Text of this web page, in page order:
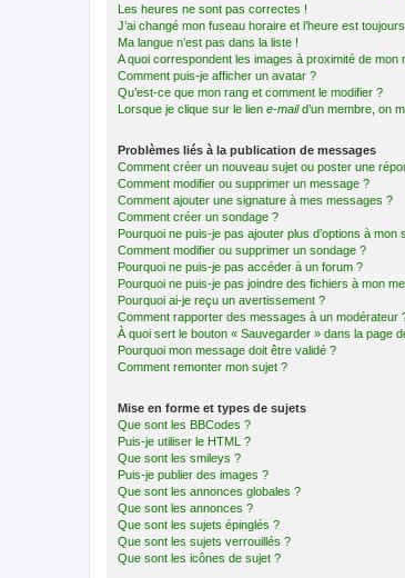
Les heures ne sont pas correctes !
J’ai changé mon fuseau horaire et l’heure est
Ma langue n’est pas dans la liste !
A quoi correspondent les images à proximité de mon
Comment puis-je afficher un avatar ?
Qu’est-ce que mon rang et comment le modifier ?
Lorsque je clique sur le lien e-maild’un membre, on
Problèmes liés à la publication de messages
Comment créer un nouveau sujet ou poster une
Comment modifier ou supprimer un message ?
Comment ajouter une signature à mes messages ?
Comment créer un sondage ?
Pourquoi ne puis-je pas ajouter plus d’options à mon
Comment modifier ou supprimer un sondage ?
Pourquoi ne puis-je pas accéder à un forum ?
Pourquoi ne puis-je pas joindre des fichiers à mon
Pourquoi ai-je reçu un avertissement ?
Comment rapporter des messages à un modérateur
À quoi sert le bouton « Sauvegarder » dans la page
Pourquoi mon message doit être validé ?
Comment remonter mon sujet ?
Mise en forme et types de sujets
Que sont les BBCodes ?
Puis-je utiliser le HTML ?
Que sont les smileys ?
Puis-je publier des images ?
Que sont les annonces globales ?
Que sont les annonces ?
Que sont les sujets épinglés ?
Que sont les sujets verrouillés ?
Que sont les icônes de sujet ?